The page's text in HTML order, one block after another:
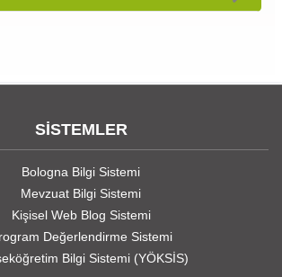
SİSTEMLER
Bologna Bilgi Sistemi
Mevzuat Bilgi Sistemi
Kişisel Web Blog Sistemi
Değerlendirme Sistemi
Bilgi Sistemi (YÖKSİS)